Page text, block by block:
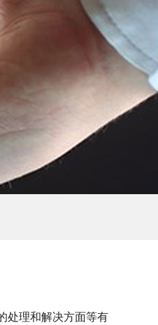
处理和解决方面等有